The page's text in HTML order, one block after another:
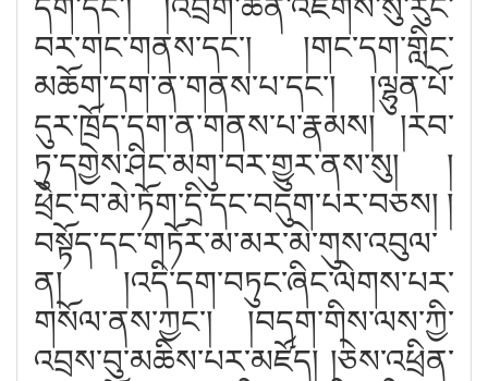
དག་དང༌། །འབྲོག་ཆེན་འཇིགས་སུ་རུང་
བར་གང་གནས་དང༌། །གང་དག་གླིང་
མཆོག་དག་ན་གནས་པ་དང༌། །ལྷུན་པོ་
དུར་ཁྲོད་དག་ན་གནས་པ་རྣམས། །རབ་
ཏུ་དགྱེས་ཤིང་མགུ་བར་གྱུར་ནས་སུ། །
ཕྲེང་བ་མེ་ཏོག་དྲི་དང་བདུག་པར་བཅས། །
བསྟོད་དང་གཏོར་མ་མར་མེ་གུས་འབུལ་
ན། །འདི་དག་བཏུང་ཞིང་ལེགས་པར་
གསོལ་ནས་ཀྱང༌། །བདག་གིས་ལས་ཀྱི་
འབྲས་བུ་མཆིས་པར་མཛོད། །ཅེས་འཕྲིན་